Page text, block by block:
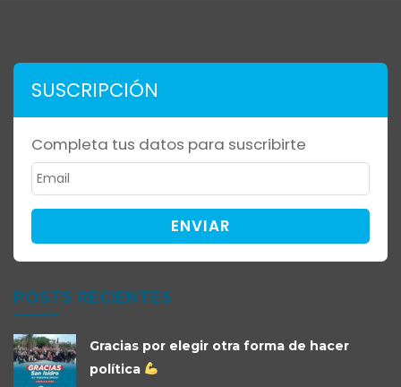
POSTS RECIENTES
Gracias por elegir otra forma de hacer
política
SUSCRIPCIÓN
Completa tus datos para suscribirte
ENVIAR